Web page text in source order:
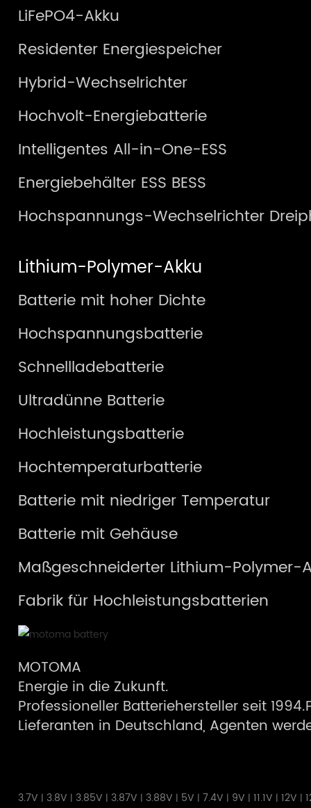
LiFePO4-Akku
Residenter Energiespeicher
Hybrid-Wechselrichter
Hochvolt-Energiebatterie
Intelligentes All-in-One-ESS
Energiebehälter ESS BESS
Hochspannungs-Wechselrichter
Lithium-Polymer-Akku
Batterie mit hoher Dichte
Hochspannungsbatterie
Schnellladebatterie
Ultradünne Batterie
Hochleistungsbatterie
Hochtemperaturbatterie
Batterie mit niedriger Temperatur
Batterie mit Gehäuse
Maßgeschneiderter Lithium-Polymer-
Fabrik für Hochleistungsbatterien
MOTOMA
Energie in die Zukunft.
Professioneller Batteriehersteller seit
Lieferanten in Deutschland, Agenten
3.7V | 3.8V | 3.85V | 3.87V | 3.88V | 5V | 7.4V | 9V |11.1V |12V |